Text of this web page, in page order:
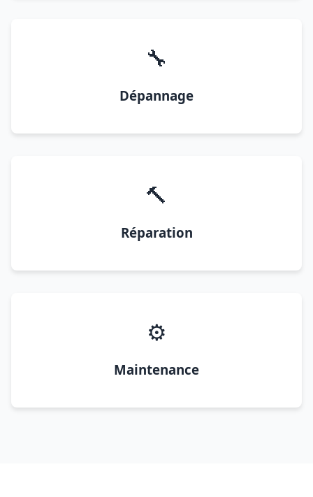
🔧
Dépannage
🔨
Réparation
⚙️
Maintenance